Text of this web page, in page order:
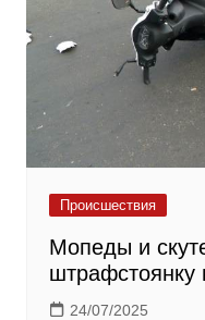
Происшествия
Мопеды и
штрафстоянку
24/07/2025